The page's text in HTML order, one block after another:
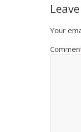
Your